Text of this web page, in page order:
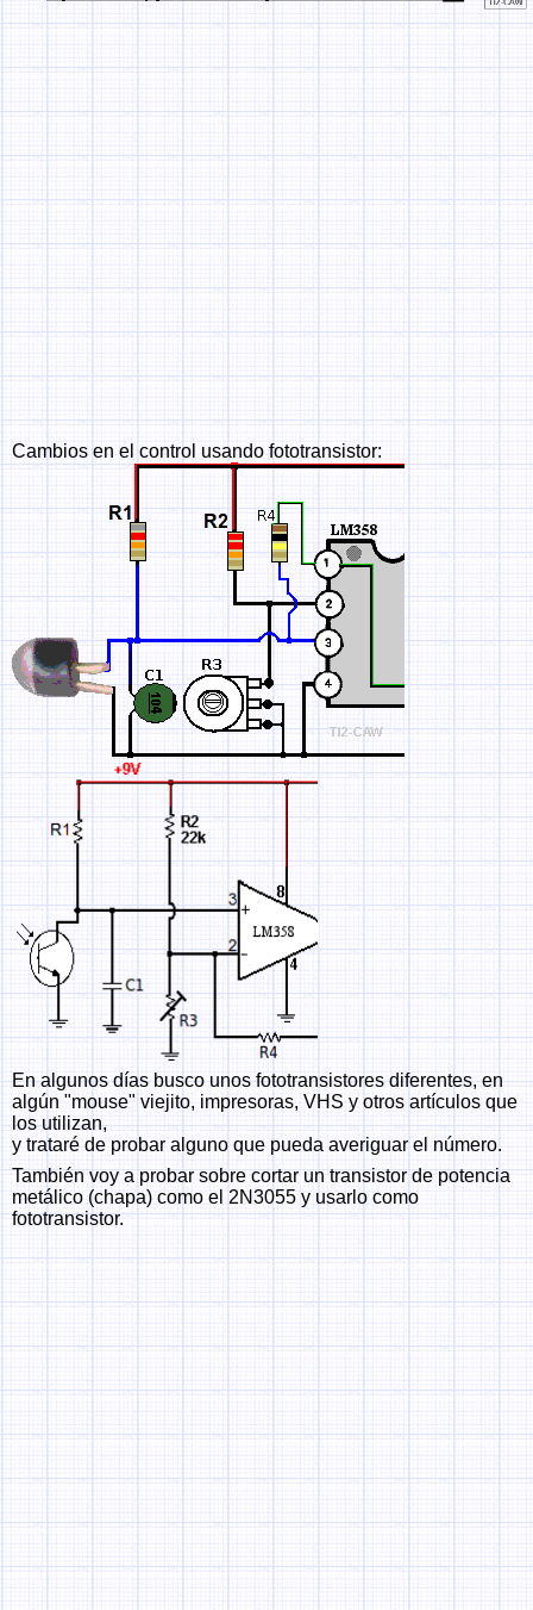
Cambios en el control usando fototransistor:
En algunos días busco unos fototransistores diferentes, en
algún "mouse" viejito, impresoras, VHS y otros artículos que
los utilizan,
y trataré de probar alguno que pueda averiguar el número.
También voy a probar sobre cortar un transistor de potencia
metálico (chapa) como el 2N3055 y usarlo como
fototransistor.